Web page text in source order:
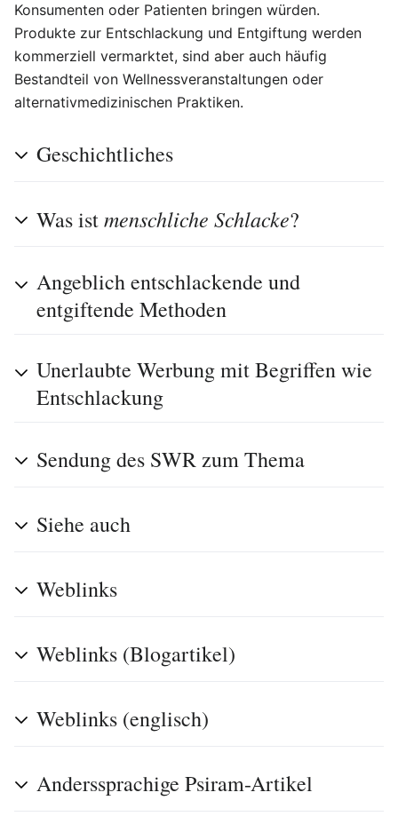
Konsumenten oder Patienten bringen würden.
Produkte zur Entschlackung und Entgiftung werden
kommerziell vermarktet, sind aber auch häufig
Bestandteil von Wellnessveranstaltungen oder
alternativmedizinischen Praktiken.
Geschichtliches
Was istmenschliche Schlacke?
Angeblich entschlackende und
entgiftende Methoden
Unerlaubte Werbung mit Begriffen wie
Entschlackung
Sendung des SWR zum Thema
Siehe auch
Weblinks
Weblinks (Blogartikel)
Weblinks (englisch)
Anderssprachige Psiram-Artikel